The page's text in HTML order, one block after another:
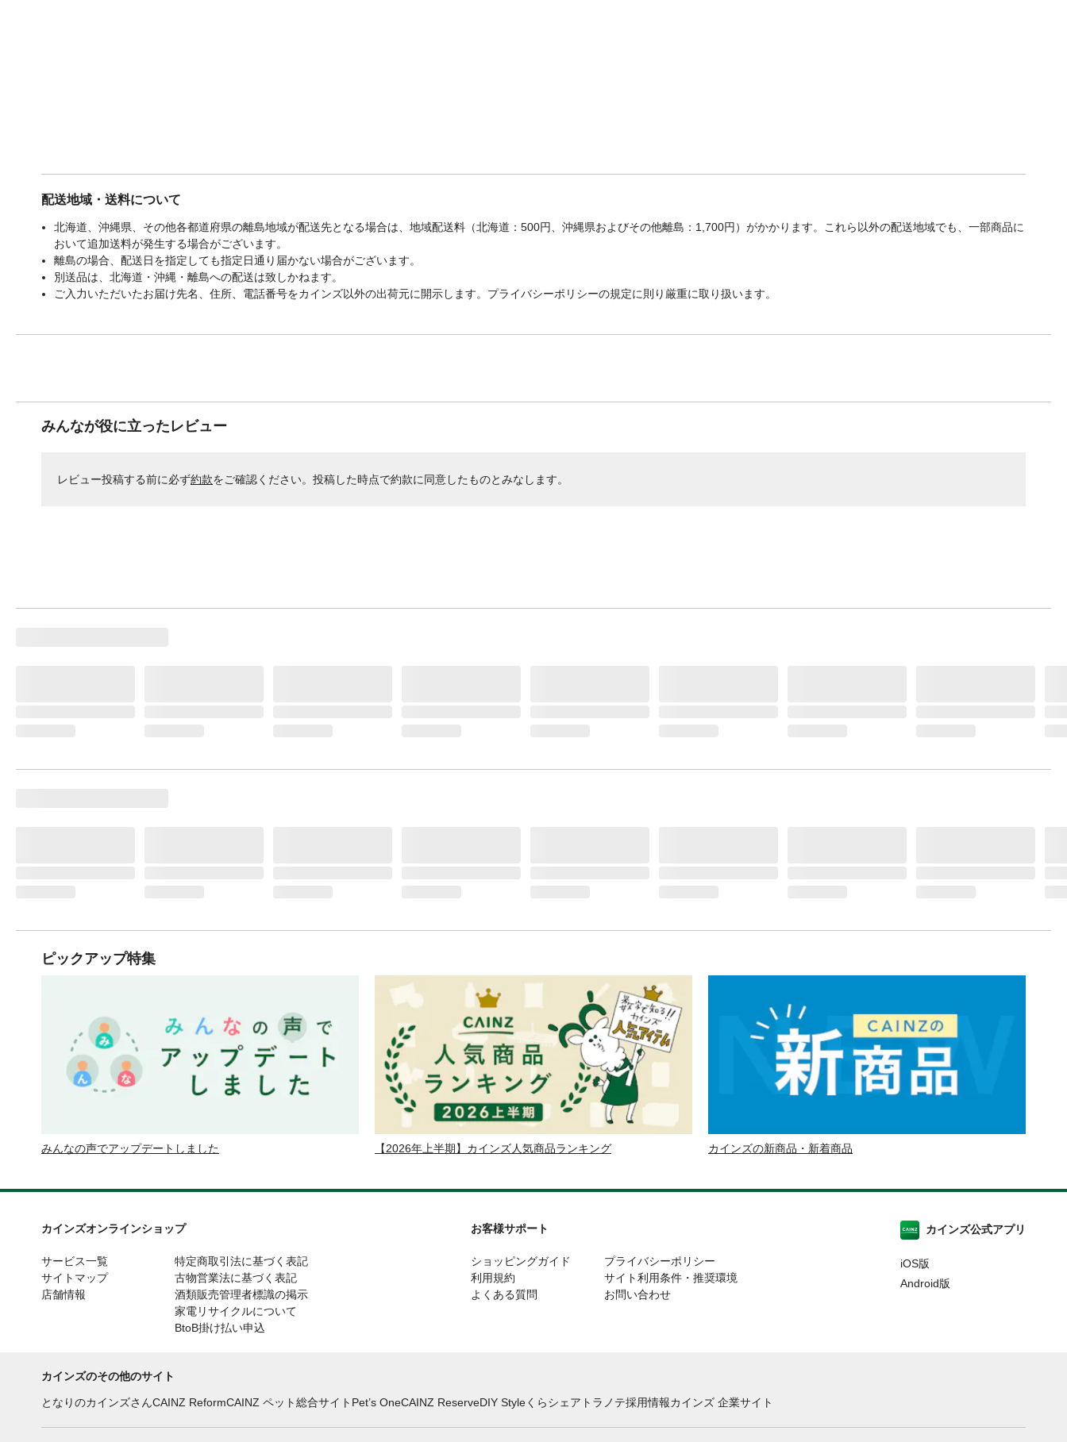
配送地域・送料について
北海道、沖縄県、その他各都道府県の離島地域が配送先となる場合は、地域配送料（北海道：500円、沖縄県およびその他離島：1,700円）がかかります。これら以外の配送地域でも、一部商品に
おいて追加送料が発生する場合がございます。
離島の場合、配送日を指定しても指定日通り届かない場合がございます。
別送品は、北海道・沖縄・離島への配送は致しかねます。
ご入力いただいたお届け先名、住所、電話番号をカインズ以外の出荷元に開示します。プライバシーポリシーの規定に則り厳重に取り扱います。
みんなが役に立ったレビュー
レビュー投稿する前に必ず約款をご確認ください。投稿した時点で約款に同意したものとみなします。
ピックアップ特集
みんなの声でアップデートしました 【2026年上半期】カインズ人気商品ランキング カインズの新商品・新着商品
カインズオンラインショップ
サービス一覧
サイトマップ
店舗情報
特定商取引法に基づく表記
古物営業法に基づく表記
酒類販売管理者標識の掲示
家電リサイクルについて
BtoB掛け払い申込
お客様サポート
ショッピングガイド
利用規約
よくある質問
プライバシーポリシー
サイト利用条件・推奨環境
お問い合わせ
カインズ公式アプリ
iOS版
Android版
カインズのその他のサイト
となりのカインズさんCAINZ ReformCAINZ ペット総合サイト Pet’s OneCAINZ ReserveDIY Styleくらシェア トラノテ採用情報カインズ 企業サイト